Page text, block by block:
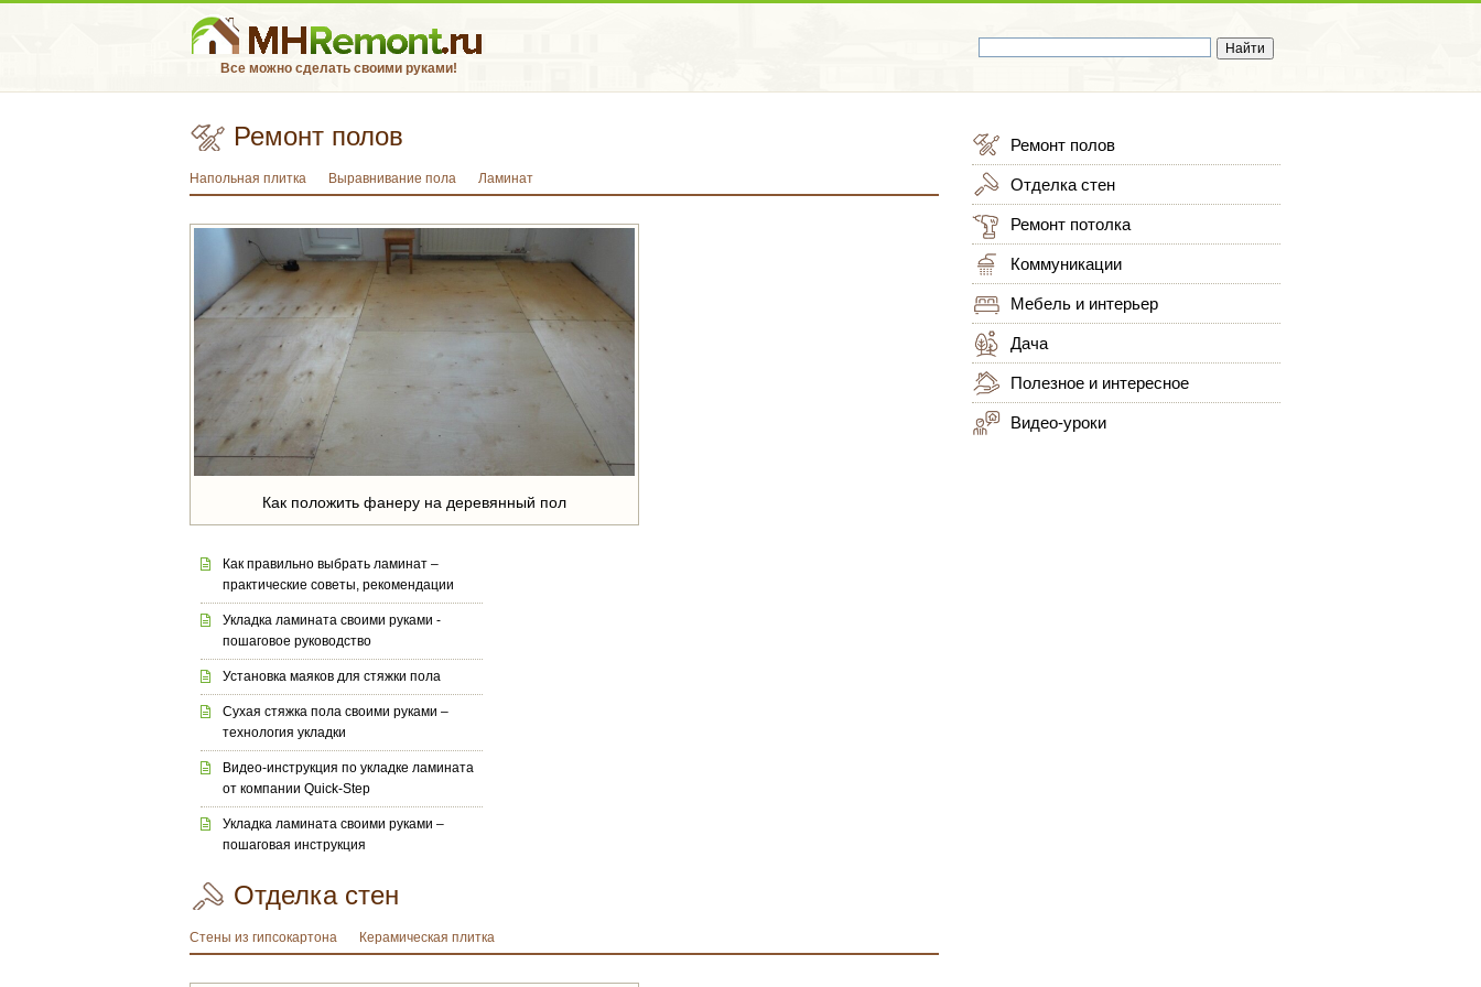
Все можно сделать своими руками!
Ремонт полов
Напольная плитка Выравнивание пола Ламинат
Как положить фанеру на деревянный пол
Как правильно выбрать ламинат –
практические советы, рекомендации
Укладка ламината своими руками -
пошаговое руководство
Установка маяков для стяжки пола
Сухая стяжка пола своими руками –
технология укладки
Видео-инструкция по укладке ламината
от компании Quick-Step
Укладка ламината своими руками –
пошаговая инструкция
Отделка стен
Стены из гипсокартона Керамическая плитка
Ремонт полов
Отделка стен
Ремонт потолка
Коммуникации
Мебель и интерьер
Дача
Полезное и интересное
Видео-уроки